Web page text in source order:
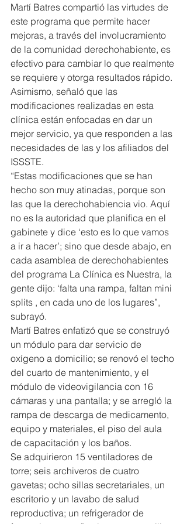
Martí Batres compartió las virtudes de
este programa que permite hacer
mejoras, a través del involucramiento
de la comunidad derechohabiente, es
efectivo para cambiar lo que realmente
se requiere y otorga resultados rápido.
Asimismo, señaló que las
modificaciones realizadas en esta
clínica están enfocadas en dar un
mejor servicio, ya que responden a las
necesidades de las y los afiliados del
ISSSTE.
“Estas modificaciones que se han
hecho son muy atinadas, porque son
las que la derechohabiencia vio. Aquí
no es la autoridad que planifica en el
gabinete y dice ‘esto es lo que vamos
a ir a hacer’; sino que desde abajo, en
cada asamblea de derechohabientes
del programa La Clínica es Nuestra, la
gente dijo: ‘falta una rampa, faltan mini
splits , en cada uno de los lugares”,
subrayó.
Martí Batres enfatizó que se construyó
un módulo para dar servicio de
oxígeno a domicilio; se renovó el techo
del cuarto de mantenimiento, y el
módulo de videovigilancia con 16
cámaras y una pantalla; y se arregló la
rampa de descarga de medicamento,
equipo y materiales, el piso del aula
de capacitación y los baños.
Se adquirieron 15 ventiladores de
torre; seis archiveros de cuatro
gavetas; ocho sillas secretariales, un
escritorio y un lavabo de salud
reproductiva; un refrigerador de